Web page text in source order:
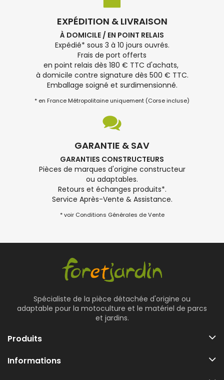
EXPÉDITION & LIVRAISON
À DOMICILE / EN POINT RELAIS
Expédié* sous 3 à 10 jours ouvrés.
Frais de port offerts
en point relais dès 180 € TTC d'achats,
à domicile contre signature dès 500 € TTC.
Emballage soigné et surdimensionné.
* en France Métropolitaine uniquement (Corse incluse)
GARANTIE & SAV
GARANTIES CONSTRUCTEURS
Pièces de marques d'origine constructeur
ou adaptables.
Retours et échanges produits*.
Service Après-Vente & Assistance.
* voir Conditions Générales de Vente
Spécialiste de la pièce détachée d'origine ou
adaptable pour la motoculture et le matériel de parcs
et jardins.
Produits
Informations